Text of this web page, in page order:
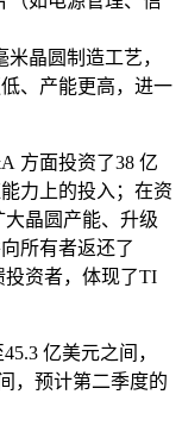
晶圆制造工艺，
、产能更高，进一
方面投资了38 亿
力上的投入；在资
晶圆产能、升级
所有者返还了
投资者，体现了TI
亿美元之间，
，预计第二季度的